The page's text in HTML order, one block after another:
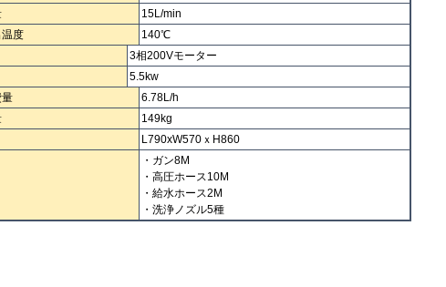
15L/min
度
140℃
3相200Vモーター
5.5kw
6.78L/h
149kg
L790xW570ｘH860
・ガン8M
・高圧ホース10M
・給水ホース2M
・洗浄ノズル5種